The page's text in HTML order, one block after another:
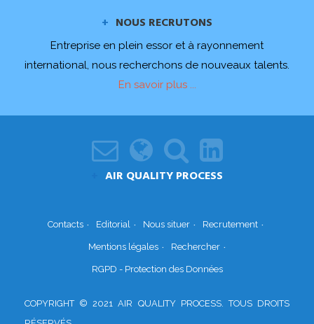
NOUS RECRUTONS
Entreprise en plein essor et à rayonnement
international, nous recherchons de nouveaux talents.
En savoir plus ...
AIR QUALITY PROCESS
Contacts Editorial Nous situer Recrutement
Mentions légales Rechercher
RGPD - Protection des Données
COPYRIGHT © 2021 AIR QUALITY PROCESS. TOUS DROITS